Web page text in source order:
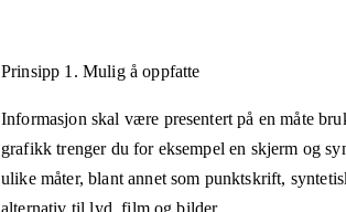
Prinsipp 1. Mulig å oppfatte
Informasjon skal være presentert på en måte
grafikk trenger du for eksempel en skjerm og
ulike måter, blant annet som punktskrift,
alternativ til lyd, film og bilder.